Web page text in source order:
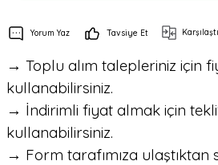
Yorum Yaz Tavsiye Et
→ Toplu alım talepleriniz için
kullanabilirsiniz.
→ İndirimli fiyat almak için
kullanabilirsiniz.
→ Form tarafımıza ulaştıktan